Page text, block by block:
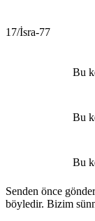
17/İsra-77
Bu
Bu
Bu
Senden önce
böyledir. Bizim